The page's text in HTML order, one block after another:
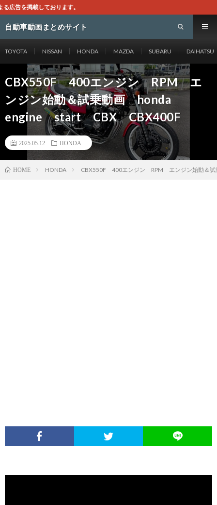
す。
自動車動画まとめサイト
TOYOTA NISSAN HONDA MAZDA SUBARU DAIHATSU
CBX550F 400エンジン RPM エ
ンジン始動＆試乗動画 honda
engine start CBX CBX400F
2025.05.12 HONDA
HOME HONDA CBX550F 400エンジン RPM エンジン始動